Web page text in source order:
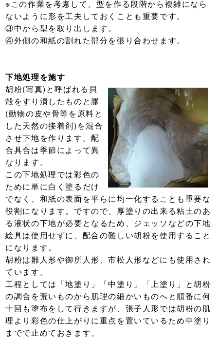
※この作業を考慮して、型を作る段階から複雑になら
ないように形を工夫しておくことも重要です。
③中から型を取り出します。
④外側の和紙の割れた部分を張り合わせます。
下地処理を施す
胡粉(写真)と呼ばれる貝
殻をすり潰したものと膠
(動物の皮や骨等を原料と
した天然の接着剤)を混合
させ下地を作ります。配
合具合は季節によって異
なります。
この下地処理では彩色の
ために単に白く塗るだけ
でなく、和紙の表面を平らに均一化することも重要な
役割になります。ですので、厚塗りの出来る粘土のあ
る液状の下地が必要となるため、ジェッソなどの下地
絵具は使用せずに、配合の難しい胡粉を使用すること
になります。
胡粉は雛人形や御所人形、市松人形などにも使用され
ています。
工程としては「地塗り」「中塗り」「上塗り」と胡粉
の調合を荒いものから肌理の細かいものへと順番に何
十回も塗布をして行きますが、張子人形では胡粉の肌
理より彩色の仕上がりに重点を置いているため中塗り
までで止めておきます。